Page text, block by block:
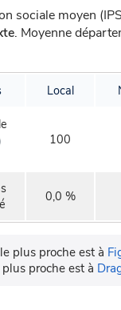
sociale moyen
. Moyenne
Local
100
0,0 %
plus proche est à
proche est à